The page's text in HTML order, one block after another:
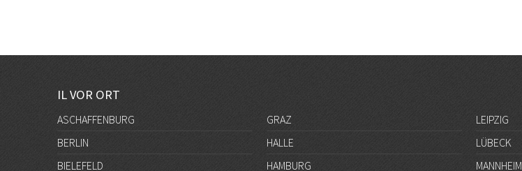
IL VOR ORT
ASCHAFFENBURG
BERLIN
BIELEFELD
GRAZ
HALLE
HAMBURG
LEIPZIG
LÜBECK
MANNHEIM